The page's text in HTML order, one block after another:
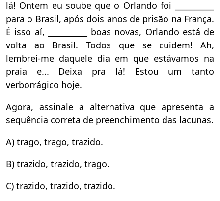
lá! Ontem eu soube que o Orlando foi __________
para o Brasil, após dois anos de prisão na França.
É isso aí, __________ boas novas, Orlando está de
volta ao Brasil. Todos que se cuidem! Ah,
lembrei-me daquele dia em que estávamos na
praia e... Deixa pra lá! Estou um tanto
verborrágico hoje.
Agora, assinale a alternativa que apresenta a
sequência correta de preenchimento das lacunas.
A) trago, trago, trazido.
B) trazido, trazido, trago.
C) trazido, trazido, trazido.